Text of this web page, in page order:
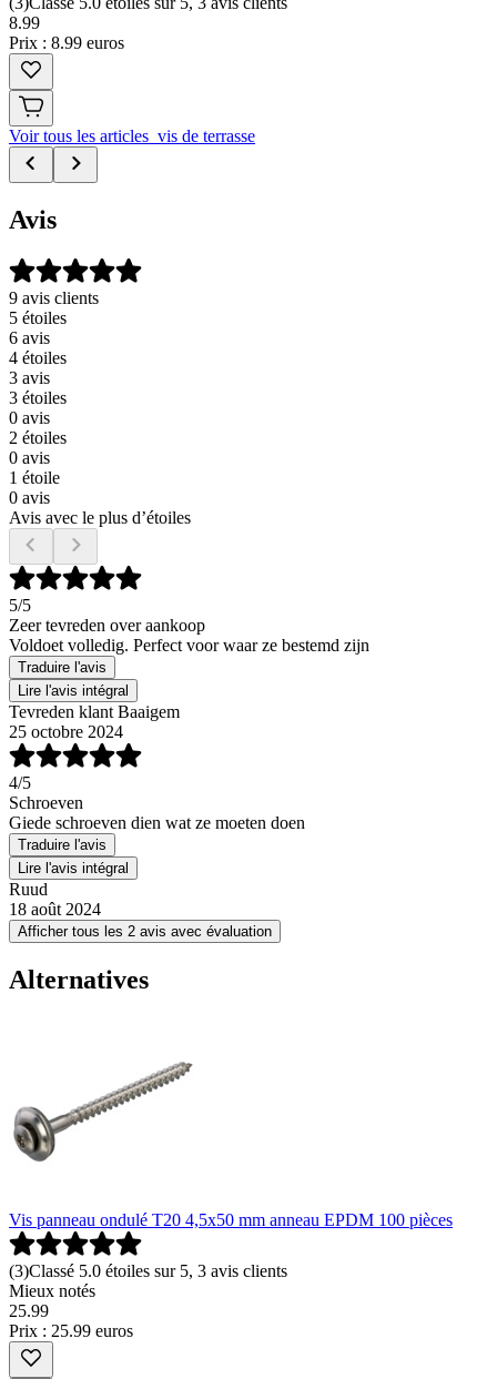
8.99
Prix : 8.99 euros
Voir tous les articles vis de terrasse
Avis
9 avis clients
5 étoiles
6 avis
4 étoiles
3 avis
3 étoiles
0 avis
2 étoiles
0 avis
1 étoile
0 avis
Avis avec le plus d’étoiles
5/5
Zeer tevreden over aankoop
Voldoet volledig. Perfect voor waar ze bestemd zijn
Traduire l'avis
Lire l'avis intégral
Tevreden klant Baaigem
25 octobre 2024
4/5
Schroeven
Giede schroeven dien wat ze moeten doen
Traduire l'avis
Lire l'avis intégral
Ruud
18 août 2024
Afficher tous les 2 avis avec évaluation
Alternatives
Vis panneau ondulé T20 4,5x50 mm anneau EPDM 100 pièces
(3)Classé 5.0 étoiles sur 5, 3 avis clients
Mieux notés
25.99
Prix : 25.99 euros